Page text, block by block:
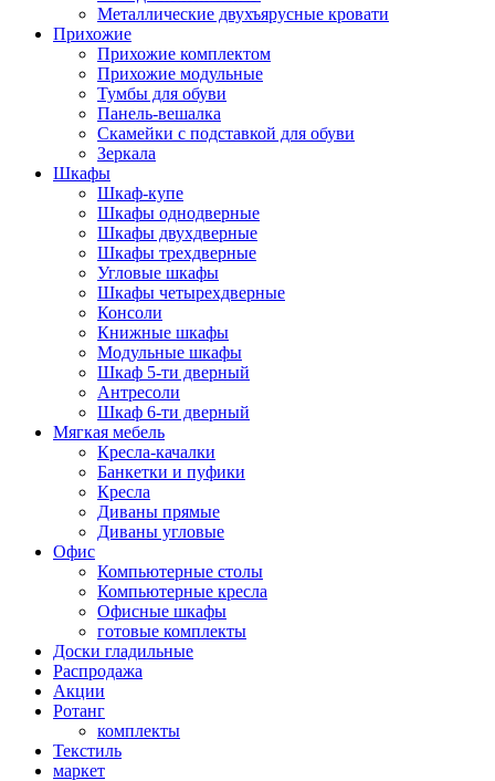
Металлические двухъярусные кровати
Прихожие
Прихожие комплектом
Прихожие модульные
Тумбы для обуви
Панель-вешалка
Скамейки с подставкой для обуви
Зеркала
Шкафы
Шкаф-купе
Шкафы однодверные
Шкафы двухдверные
Шкафы трехдверные
Угловые шкафы
Шкафы четырехдверные
Консоли
Книжные шкафы
Модульные шкафы
Шкаф 5-ти дверный
Антресоли
Шкаф 6-ти дверный
Мягкая мебель
Кресла-качалки
Банкетки и пуфики
Кресла
Диваны прямые
Диваны угловые
Офис
Компьютерные столы
Компьютерные кресла
Офисные шкафы
готовые комплекты
Доски гладильные
Распродажа
Акции
Ротанг
комплекты
Текстиль
маркет